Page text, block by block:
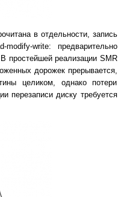
в отдельности, запись
write: предварительно
простейшей реализации SMR
дорожек прерывается,
целиком, однако потери
перезаписи диску требуется